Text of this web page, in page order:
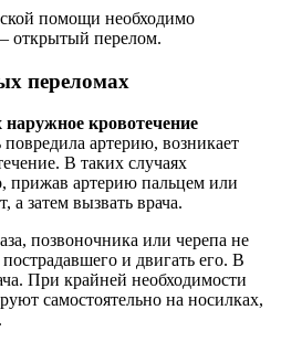
помощи необходимо
открытый перелом.
переломах
кровотечение
повредила артерию, возникает
В таких случаях
прижав артерию пальцем или
а затем вызвать врача.
позвоночника или черепа не
и двигать его. В
При крайней необходимости
самостоятельно на носилках,